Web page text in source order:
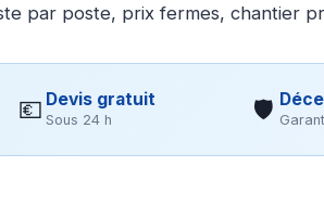
par poste, prix fermes, chantier
💶 Devis gratuit
Sous 24 h 🛡